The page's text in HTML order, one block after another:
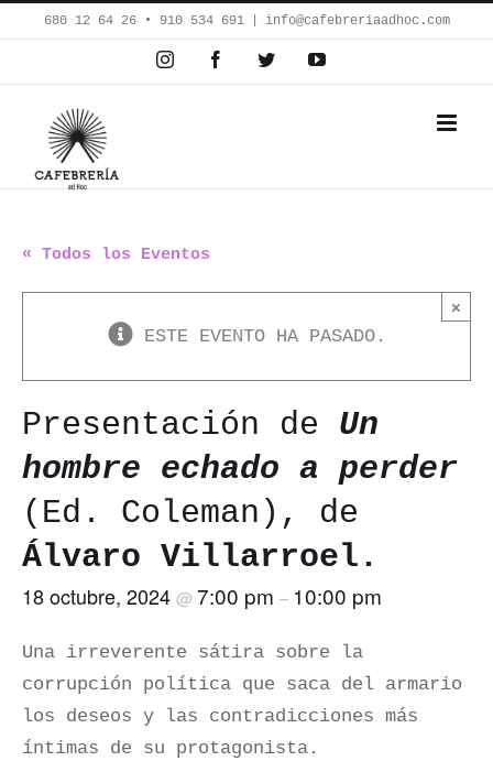
Saltar
al
contenido
680 12 64 26‬ • 910 534 691 info@cafebreriaadhoc.com
InstagramFacebookTwitterYouTube
« Todos los Eventos
×
ESTE EVENTO HA PASADO.
Presentación de Un
hombre echado a perder
(Ed. Coleman), de
Álvaro Villarroel.
18 octubre, 2024 @ 7:00 pm – 10:00 pm
Una irreverente sátira sobre la
corrupción política que saca del armario
los deseos y las contradicciones más
íntimas de su protagonista.